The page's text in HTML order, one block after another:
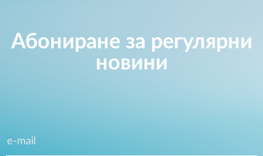
Абониране за регулярни
новини